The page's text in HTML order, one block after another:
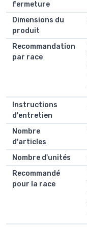
fermeture
Dimensions du
produit
Recommandation
par race
Instructions
d'entretien
Nombre
d'articles
Nombre d'unités
Recommandé
pour la race